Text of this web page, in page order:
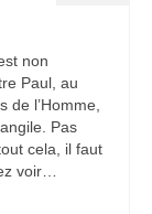
non
Paul, au
l’Homme,
Pas
cela, il faut
voir…